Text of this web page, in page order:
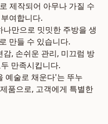
제작되어 아무나 가질 수
여합니다.
나만으로 밋밋한 주방을 생
만들 수 있습니다.
감, 손쉬운 관리, 미끄럼 방
만족시킵니다.
예술로 채운다'는 뚜누
품으로, 고객에게 특별한